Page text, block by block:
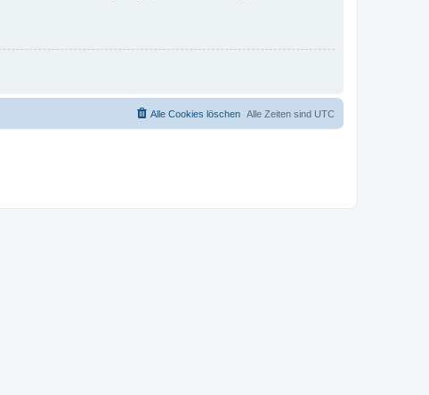
Alle Zeiten sind UTC
Alle Cookies löschen